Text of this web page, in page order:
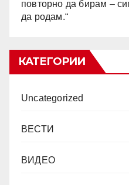
повторно да бирам –
да родам.“
КАТЕГОРИИ
Uncategorized
ВЕСТИ
ВИДЕО